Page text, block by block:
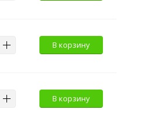
В корзину
В корзину